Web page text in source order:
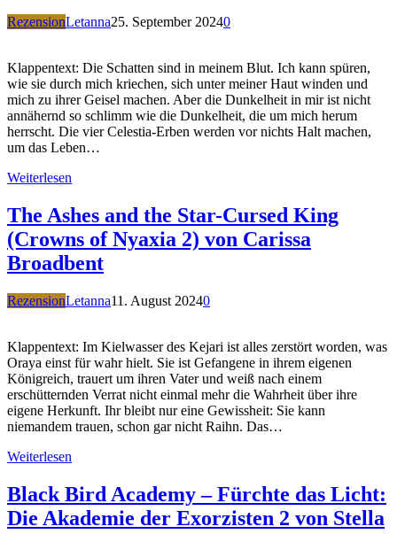
RezensionLetanna25. September 20240
Klappentext: Die Schatten sind in meinem Blut. Ich kann spüren,
wie sie durch mich kriechen, sich unter meiner Haut winden und
mich zu ihrer Geisel machen. Aber die Dunkelheit in mir ist nicht
annähernd so schlimm wie die Dunkelheit, die um mich herum
herrscht. Die vier Celestia-Erben werden vor nichts Halt machen,
um das Leben…
Weiterlesen
The Ashes and the Star-Cursed King
(Crowns of Nyaxia 2) von Carissa
Broadbent
RezensionLetanna11. August 20240
Klappentext: Im Kielwasser des Kejari ist alles zerstört worden, was
Oraya einst für wahr hielt. Sie ist Gefangene in ihrem eigenen
Königreich, trauert um ihren Vater und weiß nach einem
erschütternden Verrat nicht einmal mehr die Wahrheit über ihre
eigene Herkunft. Ihr bleibt nur eine Gewissheit: Sie kann
niemandem trauen, schon gar nicht Raihn. Das…
Weiterlesen
Black Bird Academy – Fürchte das Licht:
Die Akademie der Exorzisten 2 von Stella